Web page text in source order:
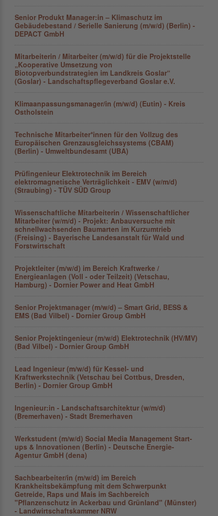
Senior Produkt Manager:in – Klimaschutz im
Gebäudebestand / Serielle Sanierung (m/w/d) (Berlin) -
DEPACT GmbH
Mitarbeiterin / Mitarbeiter (m/w/d) für die Projektstelle
„Kooperative Umsetzung von
Biotopverbundstrategien im Landkreis Goslar“
(Goslar) - Landschaftspflegeverband Goslar e.V.
Klimaanpassungsmanager/in (m/w/d) (Eutin) - Kreis
Ostholstein
Technische Mitarbeiter*innen für den Vollzug des
Europäischen Grenzausgleichs­systems (CBAM)
(Berlin) - Umweltbundesamt (UBA)
Prüfingenieur Elektrotechnik im Bereich
elektromagnetische Verträglichkeit - EMV (w/m/d)
(Straubing) - TÜV SÜD Group
Wissenschaftliche Mitarbeiterin / Wissenschaftlicher
Mitarbeiter (w/m/d) - Projekt: Anbauversuche mit
schnellwachsenden Baumarten im Kurzumtrieb
(Freising) - Bayerische Landesanstalt für Wald und
Forstwirtschaft
Projektleiter (m/w/d) im Bereich Kraftwerke /
Energieanlagen (Voll - oder Teilzeit) (Vetschau,
Hamburg) - Dornier Power and Heat GmbH
Senior Projektmanager (m/w/d) – Smart Grid, BESS &
EMS (Bad Vilbel) - Dornier Group GmbH
Senior Projektingenieur (m/w/d) Elektrotechnik (HV/MV)
(Bad Vilbel) - Dornier Group GmbH
Lead Ingenieur (m/w/d) für Kessel- und
Kraftwerkstechnik (Vetschau bei Cottbus, Dresden,
Berlin) - Dornier Group GmbH
Ingenieur:in - Landschaftsarchitektur (w/m/d)
(Bremerhaven) - Stadt Bremerhaven
Werkstudent (m/w/d) Social Media Management Start-
ups & Innovationen (Berlin) - Deutsche Energie-
Agentur GmbH (dena)
Sachbearbeiter/in (m/w/d) im Bereich
Krankheitsbekämpfung mit dem Schwerpunkt
Getreide, Raps und Mais im Sachbereich
"Pflanzenschutz in Ackerbau und Grünland" (Münster)
- Landwirtschaftskammer NRW